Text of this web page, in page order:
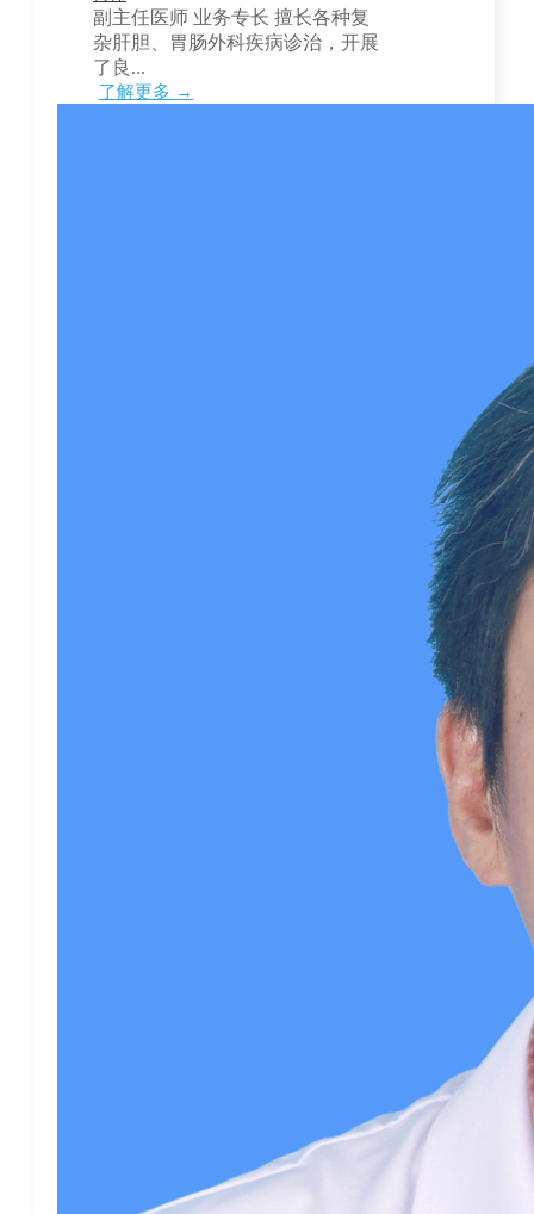
副主任医师 业务专长 擅长各种复
杂肝胆、胃肠外科疾病诊治，开展
了良...
了解更多 →